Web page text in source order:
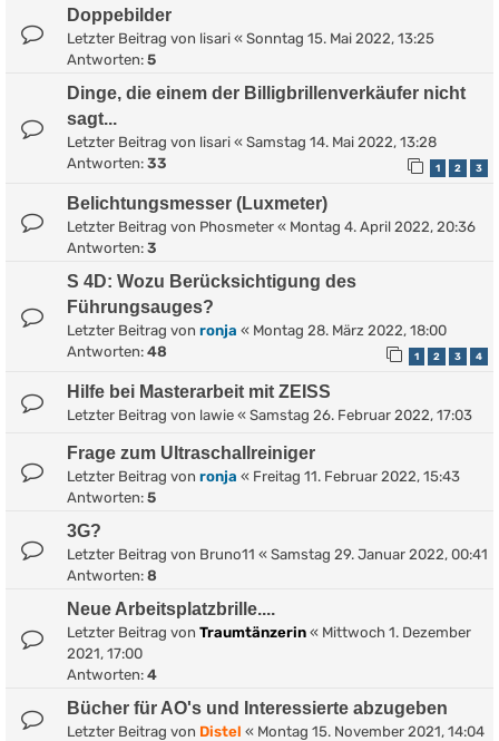
Doppebilder
Letzter Beitrag von lisari « Sonntag 15. Mai 2022, 13:25
Antworten: 5
Dinge, die einem der Billigbrillenverkäufer nicht
sagt...
Letzter Beitrag von lisari « Samstag 14. Mai 2022, 13:28
Antworten: 33 1 2 3
Belichtungsmesser (Luxmeter)
Letzter Beitrag von Phosmeter « Montag 4. April 2022, 20:36
Antworten: 3
S 4D: Wozu Berücksichtigung des
Führungsauges?
Letzter Beitrag von ronja « Montag 28. März 2022, 18:00
Antworten: 48 1 2 3 4
Hilfe bei Masterarbeit mit ZEISS
Letzter Beitrag von lawie « Samstag 26. Februar 2022, 17:03
Frage zum Ultraschallreiniger
Letzter Beitrag von ronja « Freitag 11. Februar 2022, 15:43
Antworten: 5
3G?
Letzter Beitrag von Bruno11 « Samstag 29. Januar 2022, 00:41
Antworten: 8
Neue Arbeitsplatzbrille....
Letzter Beitrag von Traumtänzerin « Mittwoch 1. Dezember
2021, 17:00
Antworten: 4
Bücher für AO's und Interessierte abzugeben
Letzter Beitrag von Distel « Montag 15. November 2021, 14:04